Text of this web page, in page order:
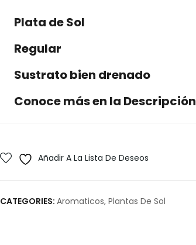
Plata de Sol
Regular
Sustrato bien drenado
Conoce más en la Descripción
Añadir A La Lista De Deseos
CATEGORIES: Aromaticos, Plantas De Sol